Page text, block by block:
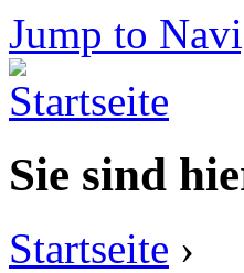
Jump to
Sie sind
Startseite ›